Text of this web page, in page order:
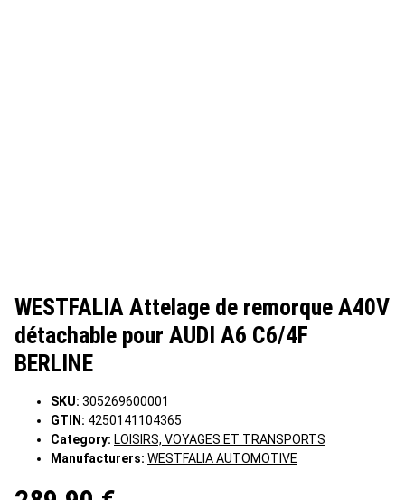
WESTFALIA Attelage de remorque A40V
détachable pour AUDI A6 C6/4F
BERLINE
SKU: 305269600001
GTIN: 4250141104365
Category: LOISIRS, VOYAGES ET TRANSPORTS
Manufacturers: WESTFALIA AUTOMOTIVE